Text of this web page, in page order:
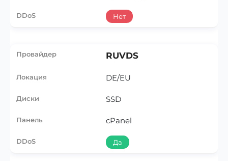
Нет
RUVDS
DE/EU
SSD
cPanel
Да